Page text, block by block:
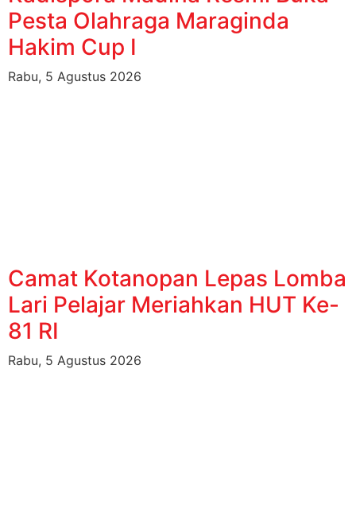
Pesta Olahraga Maraginda
Hakim Cup I
Rabu, 5 Agustus 2026
Camat Kotanopan Lepas Lomba
Lari Pelajar Meriahkan HUT Ke-
81 RI
Rabu, 5 Agustus 2026